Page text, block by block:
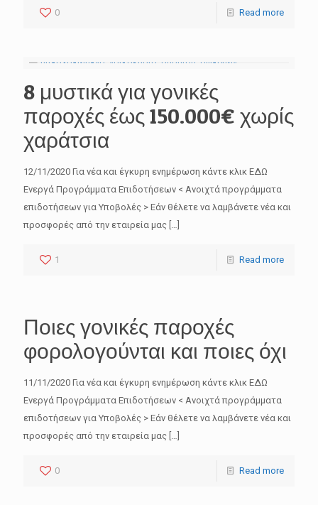
0 Read more
8 μυστικά για γονικές
παροχές έως 150.000€ χωρίς
χαράτσια
12/11/2020 Για νέα και έγκυρη ενημέρωση κάντε κλικ ΕΔΩ
Ενεργά Προγράμματα Επιδοτήσεων < Ανοιχτά προγράμματα
επιδοτήσεων για Υποβολές > Εάν θέλετε να λαμβάνετε νέα και
προσφορές από την εταιρεία μας […]
1 Read more
Ποιες γονικές παροχές
φορολογούνται και ποιες όχι
11/11/2020 Για νέα και έγκυρη ενημέρωση κάντε κλικ ΕΔΩ
Ενεργά Προγράμματα Επιδοτήσεων < Ανοιχτά προγράμματα
επιδοτήσεων για Υποβολές > Εάν θέλετε να λαμβάνετε νέα και
προσφορές από την εταιρεία μας […]
0 Read more